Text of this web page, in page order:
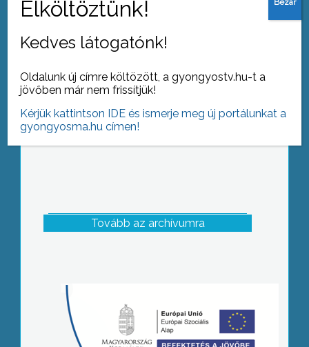
kedvez, ugyanis még Gyöngyösön
nem tudták megnyitni a
időjárási viszonyok miatt
Tovább az archívumra
Kedves látogatónk!
Oldalunk új címre költözött, a gyongyostv.hu-t a
jövőben már nem frissítjük!
Kérjük kattintson IDE és ismerje meg új portálunkat a
gyongyosma.hu címen!